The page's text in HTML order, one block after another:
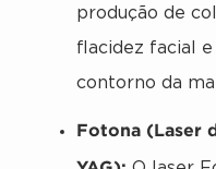
produção de
flacidez facial
contorno da
Fotona (Laser